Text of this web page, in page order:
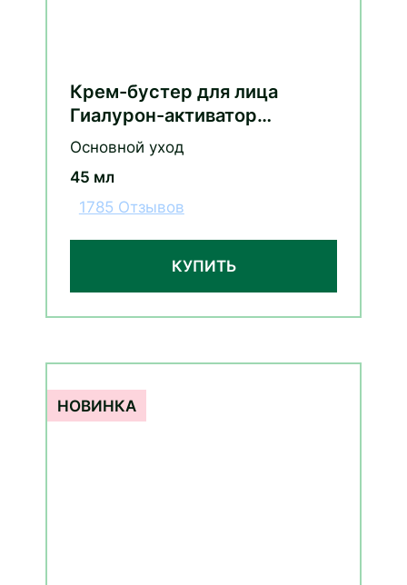
Крем-бустер для лица
Гиалурон-активатор
интенсивное увлажнение с
гиалуроном и экстрактом
василька
Основной уход
45 мл
1785 Отзывов
КУПИТЬ